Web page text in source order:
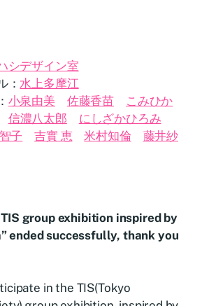
シデザイン室
： 水上多摩江
小泉由美 佐藤香苗
こみひか
信濃八太郎
にしざかひろみ
子 吉實 恵 米村知倫
藤井紗
group exhibition inspired by
ended successfully, thank you
in the TIS(Tokyo